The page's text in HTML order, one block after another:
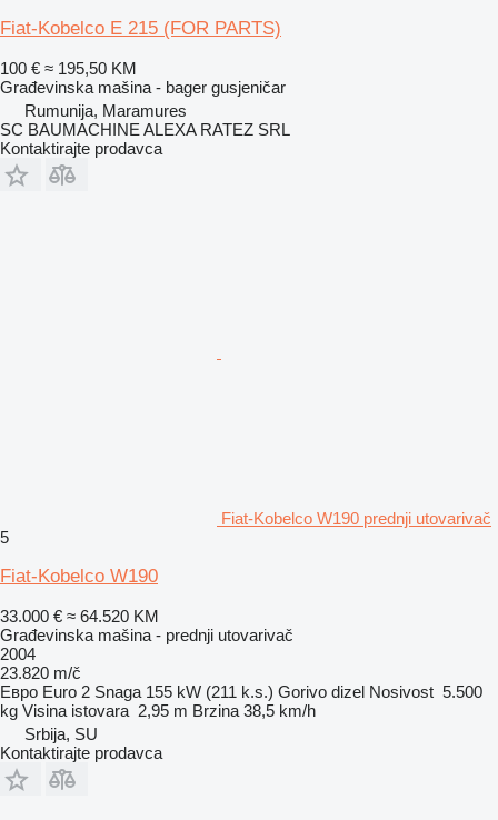
Fiat-Kobelco E 215 (FOR PARTS)
100 € ≈ 195,50 KM
Građevinska mašina - bager gusjeničar
Rumunija, Maramures
SC BAUMACHINE ALEXA RATEZ SRL
Kontaktirajte prodavca
Fiat-Kobelco W190 prednji utovarivač
5
Fiat-Kobelco W190
33.000 € ≈ 64.520 KM
Građevinska mašina - prednji utovarivač
2004
23.820 m/č
Евро Euro 2 Snaga 155 kW (211 k.s.) Gorivo dizel Nosivost 5.500
kg Visina istovara 2,95 m Brzina 38,5 km/h
Srbija, SU
Kontaktirajte prodavca